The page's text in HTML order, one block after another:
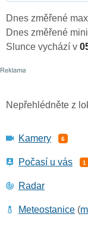
Dnes změřené
Dnes změřené
Slunce vychází v
Nepřehlédněte z
Kamery 6
Počasí u vás 1
Radar
Meteostanice (